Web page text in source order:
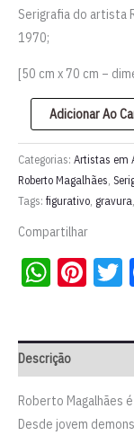
Serigrafia do artista
1970;
[50 cm x 70 cm –
Serigrafia
Roberto
Magalhães
quantidade
Adicionar Ao
Categorias: Artistas em
Roberto Magalhães
Tags: figurativo gravura
Compartilhar
Descrição
Roberto Magalhães
Desde jovem